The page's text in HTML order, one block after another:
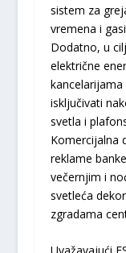
sistem za
vremena i
Dodatno, u
električne
isključivati
svetla i
Komercijalna
reklame
večernjim i
svetleća
zgradama